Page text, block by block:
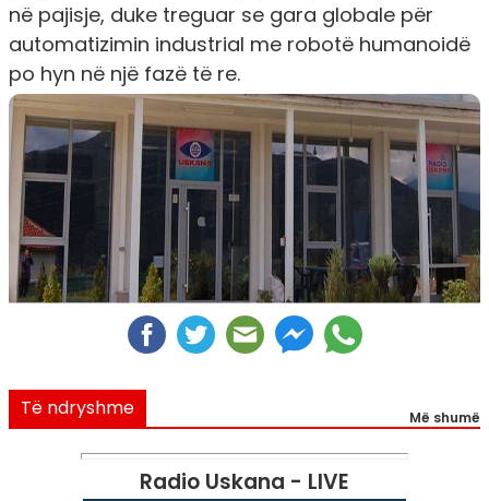
në pajisje, duke treguar se gara globale për
automatizimin industrial me robotë humanoidë
po hyn në një fazë të re.
Të ndryshme Më shumë
Radio Uskana - LIVE